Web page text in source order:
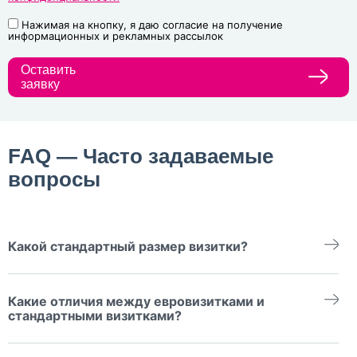
Нажимая на кнопку, я даю согласие на получение
информационных и рекламных рассылок
Оставить
заявку
FAQ — Часто задаваемые
вопросы
Какой стандартный размер визитки?
В России широко используется прямоугольная визитка
хранения в кармане или визитнице. В Европе размеры визиток
немного отличаются: наиболее популярный формат здесь -
85x55 мм.
Какие отличия между евровизитками и
стандартными визитками?
Основное различие заключается в размере. Евровизитки